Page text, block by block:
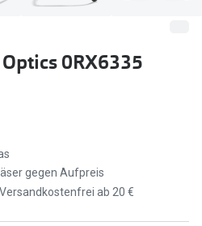
Oakley
0RX6335
gegen Aufpreis
ab 20 €